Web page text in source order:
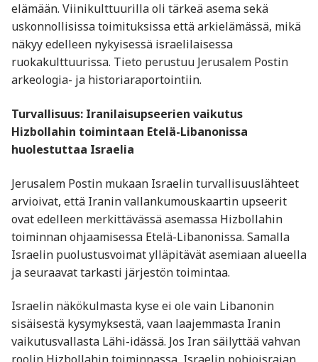
elämään. Viinikulttuurilla oli tärkeä asema sekä
uskonnollisissa toimituksissa että arkielämässä, mikä
näkyy edelleen nykyisessä israelilaisessa
ruokakulttuurissa. Tieto perustuu Jerusalem Postin
arkeologia- ja historiaraportointiin.
Turvallisuus: Iranilaisupseerien vaikutus
Hizbollahin toimintaan Etelä-Libanonissa
huolestuttaa Israelia
Jerusalem Postin mukaan Israelin turvallisuuslähteet
arvioivat, että Iranin vallankumouskaartin upseerit
ovat edelleen merkittävässä asemassa Hizbollahin
toiminnan ohjaamisessa Etelä-Libanonissa. Samalla
Israelin puolustusvoimat ylläpitävät asemiaan alueella
ja seuraavat tarkasti järjestön toimintaa.
Israelin näkökulmasta kyse ei ole vain Libanonin
sisäisestä kysymyksestä, vaan laajemmasta Iranin
vaikutusvallasta Lähi-idässä. Jos Iran säilyttää vahvan